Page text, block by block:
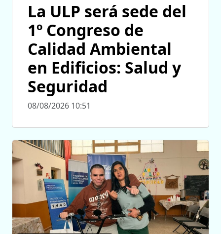
La ULP será sede del
1º Congreso de
Calidad Ambiental
en Edificios: Salud y
Seguridad
08/08/2026 10:51